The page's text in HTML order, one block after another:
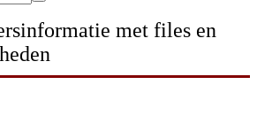
met files en